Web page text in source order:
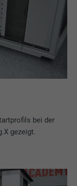
bei der
gezeigt.